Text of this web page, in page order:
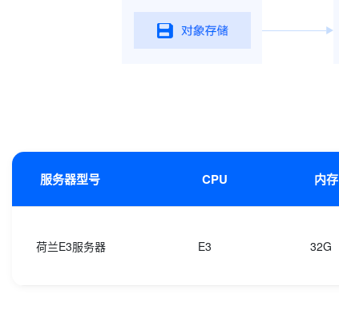
服务器型号 CPU 内存
荷兰E3服务器 E3 32G